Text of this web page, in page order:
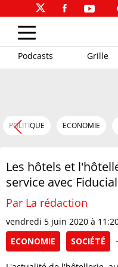
Podcasts Grille
POLITIQUE ECONOMIE
Les hôtels et
service avec Fiducial
Par La rédaction
vendredi 5 juin 2020 à
ECONOMIE
SOCIÉTÉ